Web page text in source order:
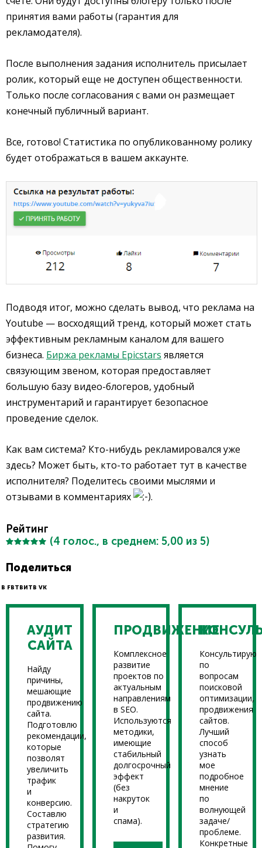
принятия вами работы (гарантия для
рекламодателя).
После выполнения задания исполнитель присылает
ролик, который еще не доступен общественности.
Только после согласования с вами он размещает
конечный публичный вариант.
Все, готово! Статистика по опубликованному ролику
будет отображаться в вашем аккаунте.
Подводя итог, можно сделать вывод, что реклама на
Youtube — восходящий тренд, который может стать
эффективным рекламным каналом для вашего
бизнеса. Биржа рекламы Epicstars является
связующим звеном, которая предоставляет
большую базу видео-блогеров, удобный
инструментарий и гарантирует безопасное
проведение сделок.
Как вам система? Кто-нибудь рекламировался уже
здесь? Может быть, кто-то работает тут в качестве
исполнителя? Поделитесь своими мыслями и
отзывами в комментариях
.
Рейтинг
(4 голос., в среднем: 5,00 из 5)
Поделиться
В FBТВИТ В VK
АУДИТ
САЙТА
Найду
причины,
мешающие
продвижению
сайта.
Подготовлю
рекомендации,
которые
позволят
увеличить
трафик
и
конверсию.
Составлю
стратегию
развития.
ПРОДВИЖЕНИЕ
Комплексное
развитие
проектов по
актуальным
направлениям
в SEO.
Используются
методики,
имеющие
стабильный
долгосрочный
эффект
(без
накруток
и
спама).
Консультирую
по
вопросам
поисковой
оптимизации,
продвижения
сайтов.
Лучший
способ
узнать
мое
подробное
мнение
по
волнующей
задаче/
проблеме.
Конкретные